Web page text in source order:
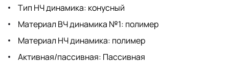
Тип НЧ динамика: конусный
Материал ВЧ динамика №1: полимер
Материал НЧ динамика: полимер
Активная/пассивная: Пассивная